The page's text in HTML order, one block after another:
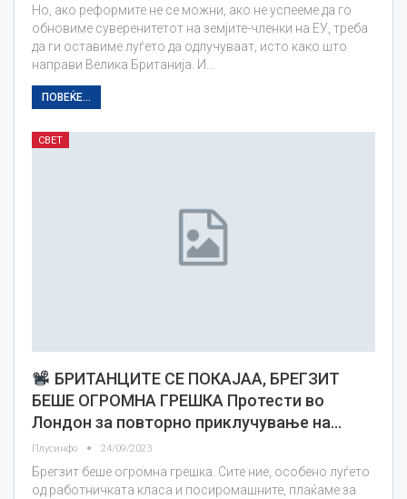
Но, ако реформите не се можни, ако не успееме да го
обновиме суверенитетот на земјите-членки на ЕУ, треба
да ги оставиме луѓето да одлучуваат, исто како што
направи Велика Британија. И…
ПОВЕЌЕ...
СВЕТ
БРИТАНЦИТЕ СЕ ПОКАЈАА, БРЕГЗИТ
БЕШЕ ОГРОМНА ГРЕШКА Протести во
Лондон за повторно приклучување на…
Плусинфо 24/09/2023
Брегзит беше огромна грешка. Сите ние, особено луѓето
од работничката класа и посиромашните, плаќаме за